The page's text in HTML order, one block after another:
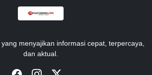
menyajikan informasi cepat, terpercaya,
dan aktual.